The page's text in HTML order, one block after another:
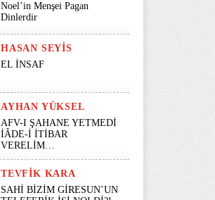
Noel’in Menşei Pagan
Dinlerdir
HASAN SEYİS
EL İNSAF
AYHAN YÜKSEL
AFV-I ŞAHANE YETMEDİ
İÂDE-İ İTİBAR
VERELİM…
TEVFIK KARA
SAHİ BİZİM GİRESUN’UN